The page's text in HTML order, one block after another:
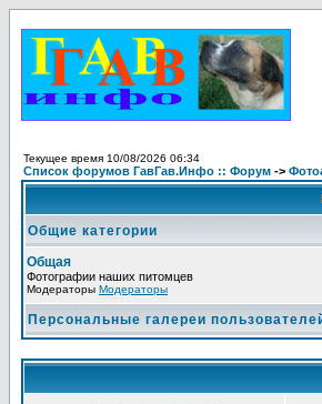
Текущее время 10/08/2026 06:34
Список форумов ГавГав.Инфо :: Форум ->
Общие категории
Общая
Фотографии наших питомцев
Модераторы Модераторы
Персональные галереи